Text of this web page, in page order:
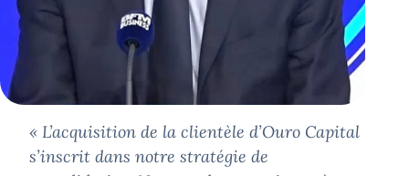
« L’acquisition de la clientèle d’Ouro Capital
s’inscrit dans notre stratégie de